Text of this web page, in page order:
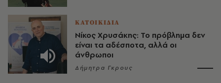
ΚΑΤΟΙΚΙΔΙΑ
Νίκος Χρυσάκης: Το πρόβλημα δεν
είναι τα αδέσποτα, αλλά οι
άνθρωποι
Δήμητρα Γκρους